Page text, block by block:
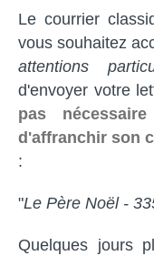
Le courrier
vous souhaitez
attentions
d'envoyer votre
pas
d'affranchir son
:
"Le Père Noël -
Quelques jours